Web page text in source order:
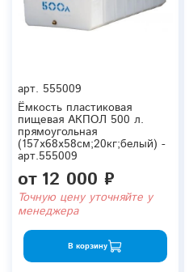
арт. 555009
Ёмкость пластиковая
пищевая АКПОЛ 500 л.
прямоугольная
(157x68x58см;20кг;белый) -
арт.555009
от 12 000 ₽
Точную цену уточняйте у
менеджера
В корзину